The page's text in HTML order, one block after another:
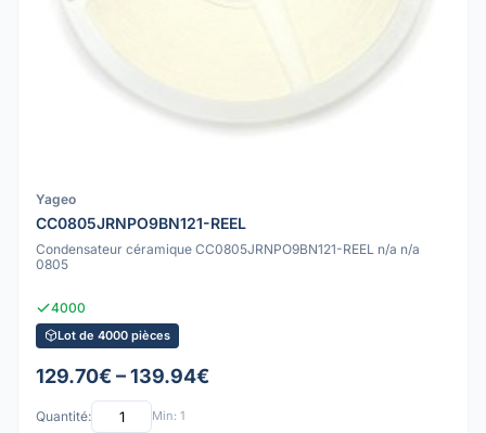
Yageo
CC0805JRNPO9BN121-REEL
Condensateur céramique CC0805JRNPO9BN121-REEL n/a n/a
0805
4000
Lot de 4000 pièces
129.70€ – 139.94€
Quantité: Min: 1